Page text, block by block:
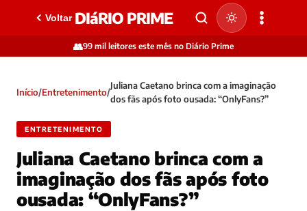
Voltar DIáRIO PRIME
👥99 mil leitores este mês no Diário Prime
Início/Entretenimento/
Juliana Caetano brinca com a imaginação
dos fãs após foto ousada: “OnlyFans?”
ENTRETENIMENTO
Juliana Caetano brinca com a
imaginação dos fãs após foto
ousada: “OnlyFans?”